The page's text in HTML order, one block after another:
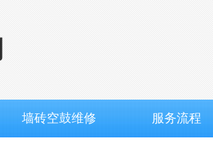
墙砖空鼓维修 服务流程